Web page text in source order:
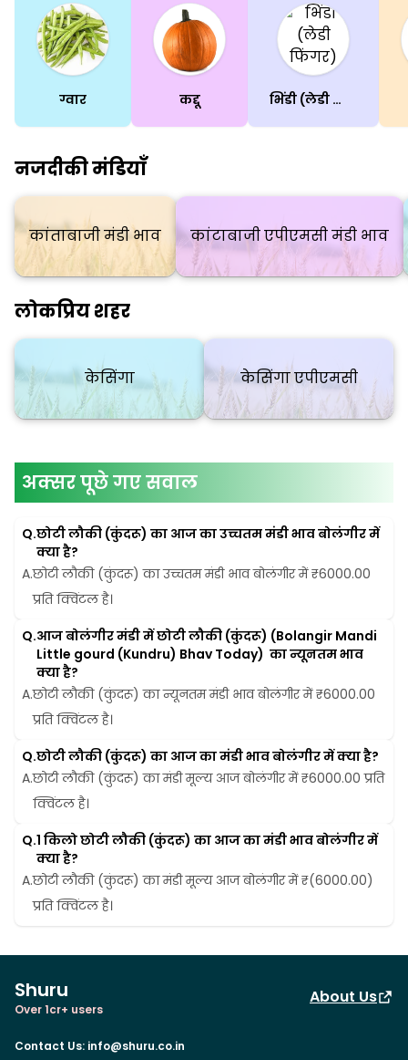
ग्वार कद्दू भिंडी (लेडी फिंगर)
नजदीकी मंडियाँ
कांताबाजी मंडी भाव कांटाबाजी एपीएमसी मंडी भाव
लोकप्रिय शहर
केसिंगा केसिंगा एपीएमसी
अक्सर पूछे गए सवाल
Q.छोटी लौकी (कुंदरू) का आज का उच्चतम मंडी भाव बोलंगीर में
क्या है?
A.छोटी लौकी (कुंदरू) का उच्चतम मंडी भाव बोलंगीर में ₹6000.00
प्रति क्विंटल है।
Q.आज बोलंगीर मंडी में छोटी लौकी (कुंदरू) (Bolangir Mandi
Little gourd (Kundru) Bhav Today)  का न्यूनतम भाव
क्या है?
A.छोटी लौकी (कुंदरू) का न्यूनतम मंडी भाव बोलंगीर में ₹6000.00
प्रति क्विंटल है।
Q.छोटी लौकी (कुंदरू) का आज का मंडी भाव बोलंगीर में क्या है?
A.छोटी लौकी (कुंदरू) का मंडी मूल्य आज बोलंगीर में ₹6000.00 प्रति
क्विंटल है।
Q.1 किलो छोटी लौकी (कुंदरू) का आज का मंडी भाव बोलंगीर में
क्या है?
A.छोटी लौकी (कुंदरू) का मंडी मूल्य आज बोलंगीर में ₹(6000.00)
प्रति क्विंटल है।
Shuru
Over 1cr+ users
About Us
Contact Us: info@shuru.co.in